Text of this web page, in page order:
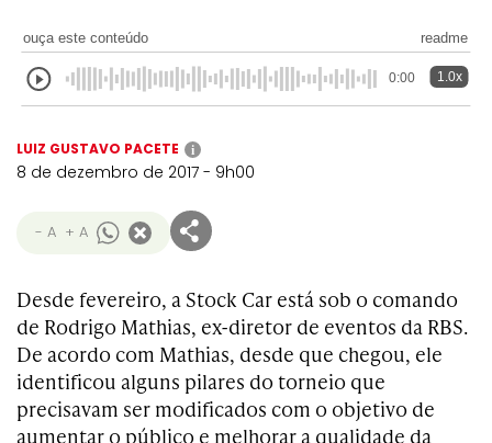
ouça este conteúdo readme
0:00 1.0x
LUIZ GUSTAVO PACETE i
8 de dezembro de 2017 - 9h00
- A + A
Desde fevereiro, a Stock Car está sob o comando
de Rodrigo Mathias, ex-diretor de eventos da RBS.
De acordo com Mathias, desde que chegou, ele
identificou alguns pilares do torneio que
precisavam ser modificados com o objetivo de
aumentar o público e melhorar a qualidade da